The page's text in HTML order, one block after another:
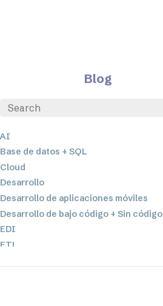
Blog
AI
Base de datos + SQL
Cloud
Desarrollo
Desarrollo de aplicaciones móviles
Desarrollo de bajo código + Sin código
EDI
ETL